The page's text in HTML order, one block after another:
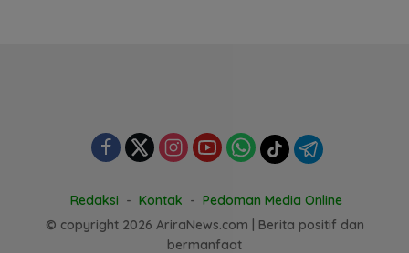
Redaksi Kontak
Pedoman Media Online
© copyright 2026 AriraNews.com | Berita positif dan
bermanfaat